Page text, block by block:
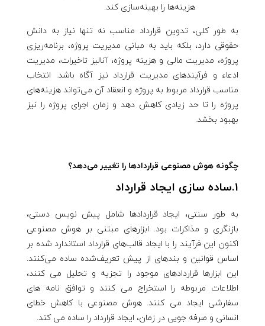
هزینه‌ها را بهینه‌سازی کند.
به طور کلی، تدوین قرارداد مناسب نه تنها نیاز به دانش
حقوقی دارد، بلکه باید به مبانی مدیریت پروژه، برنامه‌ریزی
پروژه، مدیریت مالی و هزینه پروژه، آنالیز تاخیرات، مدیریت
ادعاء و فرآیندهای مدیریت قرارداد نیز آگاه باشد. انتخاب
مناسب قرارداد مربوط به پروژه و انعقاد آن می‌تواند هزینه‌های
پروژه را تا حد زیادی کاهش دهد و زمان اجرای پروژه را نیز
بهبود بخشد.
چگونه هوش مصنوعی قرارداد‌ها را تغییر می‌دهد؟
1.ساده سازی ایجاد قرارداد
به طور سنتی، ایجاد قراردادها شامل پیش نویس دستی،
بازنگری و مذاکرات بود. ابزارهای مبتنی بر هوش مصنوعی
اکنون این فرآیند را با ایجاد قالب‌های قرارداد استاندارد شده بر
اساس قوانین و بندهای از پیش تعریف‌شده ساده می‌کنند.
این ابزارها قراردادهای موجود را تجزیه و تحلیل می کنند،
اطلاعات مربوطه را استخراج می کنند و توافق نامه های
سفارشی ایجاد می کنند. هوش مصنوعی با کاهش خطای
انسانی و صرفه جویی در زمان، ایجاد قرارداد را ساده می کند.